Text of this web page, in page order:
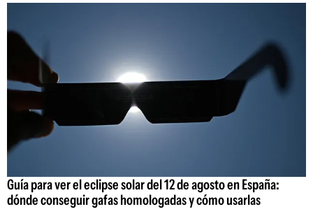
Guía para ver el eclipse solar del 12 de agosto en España:
dónde conseguir gafas homologadas y cómo usarlas